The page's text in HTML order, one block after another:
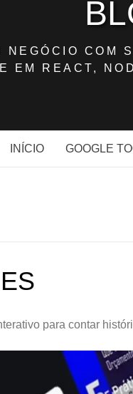
NEGÓCIO COM
EM REACT,
INÍCIO GOOGLE
para contar